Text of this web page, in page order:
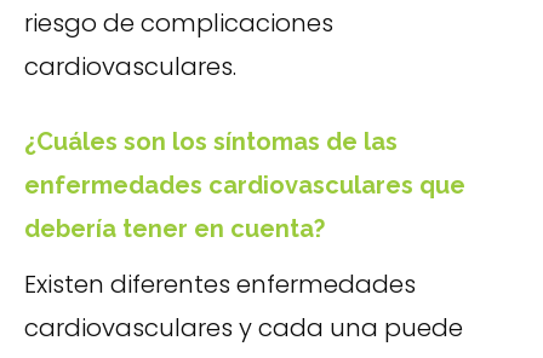
riesgo de complicaciones
cardiovasculares.
¿Cuáles son los síntomas de las
enfermedades cardiovasculares que
debería tener en cuenta?
Existen diferentes enfermedades
cardiovasculares y cada una puede